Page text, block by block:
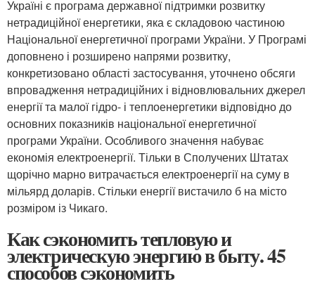
Україні є програма державної підтримки розвитку
нетрадиційної енергетики, яка є складовою частиною
Національної енергетичної програми України. У Програмі
доповнено і розширено напрями розвитку,
конкретизовано області застосування, уточнено обсяги
впровадження нетрадиційних і відновлювальних джерел
енергії та малої гідро- і теплоенергетики відповідно до
основних показників національної енергетичної
програми України. Особливого значення набуває
економія електроенергії. Тільки в Сполучених Штатах
щорічно марно витрачається електроенергії на суму в
мільярд доларів. Стільки енергії вистачило б на місто
розміром із Чикаго.
Как сэкономить тепловую и
электрическую энергию в быту. 45
способов сэкономить